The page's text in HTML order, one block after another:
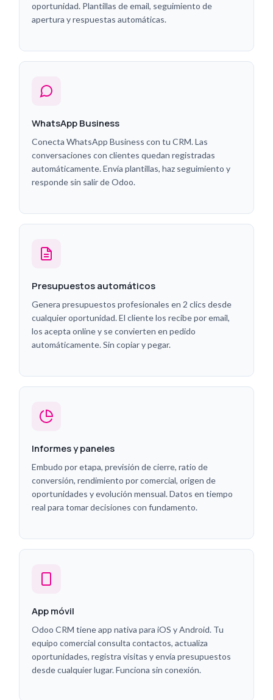
oportunidad. Plantillas de email, seguimiento de
apertura y respuestas automáticas.
WhatsApp Business
Conecta WhatsApp Business con tu CRM. Las
conversaciones con clientes quedan registradas
automáticamente. Envía plantillas, haz seguimiento y
responde sin salir de Odoo.
Presupuestos automáticos
Genera presupuestos profesionales en 2 clics desde
cualquier oportunidad. El cliente los recibe por email,
los acepta online y se convierten en pedido
automáticamente. Sin copiar y pegar.
Informes y paneles
Embudo por etapa, previsión de cierre, ratio de
conversión, rendimiento por comercial, origen de
oportunidades y evolución mensual. Datos en tiempo
real para tomar decisiones con fundamento.
App móvil
Odoo CRM tiene app nativa para iOS y Android. Tu
equipo comercial consulta contactos, actualiza
oportunidades, registra visitas y envía presupuestos
desde cualquier lugar. Funciona sin conexión.